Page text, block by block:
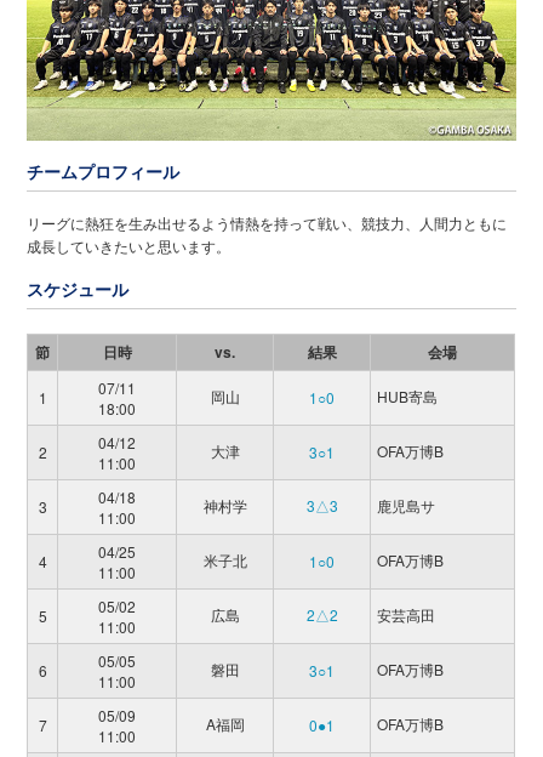
チームプロフィール
リーグに熱狂を生み出せるよう情熱を持って戦い、競技力、人間力ともに
成長していきたいと思います。
スケジュール
節 日時 vs. 結果 会場
1
07/11
18:00
岡山 1○0 HUB寄島
2
04/12
11:00
大津 3○1 OFA万博B
3
04/18
11:00
神村学 3△3 鹿児島サ
4
04/25
11:00
米子北 1○0 OFA万博B
5
05/02
11:00
広島 2△2 安芸高田
6
05/05
11:00
磐田 3○1 OFA万博B
7
05/09
11:00
A福岡 0●1 OFA万博B